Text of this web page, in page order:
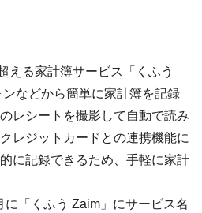
える家計簿サービス「くふう
などから簡単に家計簿を記録
レシートを撮影して自動で読み
レジットカードとの連携機能に
に記録できるため、手軽に家計
「くふう Zaim」にサービス名